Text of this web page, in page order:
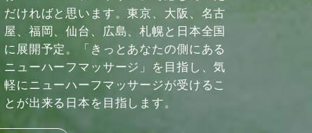
だければと思います。東京、大阪、名古
屋、福岡、仙台、広島、札幌と日本全国
に展開予定。「きっとあなたの側にある
ニューハーフマッサージ」を目指し、気
軽にニューハーフマッサージが受けるこ
とが出来る日本を目指します。